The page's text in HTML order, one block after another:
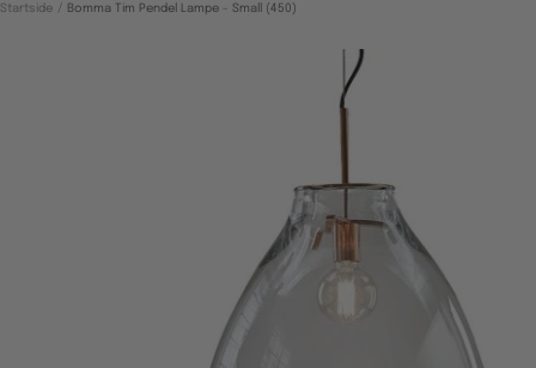
Startside Bomma Tim Pendel Lampe - Small (450)